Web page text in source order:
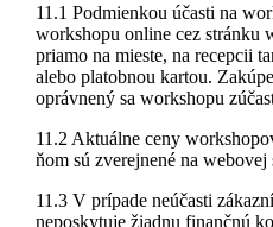
11.1 Podmienkou účasti na
workshopu online cez stránku
priamo na mieste, na recepcii
alebo platobnou kartou.
oprávnený sa workshopu
11.2 Aktuálne ceny
ňom sú zverejnené na webovej
11.3 V prípade neúčasti
neposkytuje žiadnu finančnú